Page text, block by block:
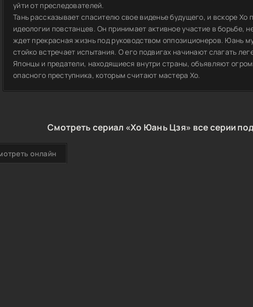
уйти от преследователей.
Тань рассказывает спасителю свое виденье будущего, и вскоре Хо
идеологии повстанцев. Он принимает активное участие в борьбе,
ждет прекрасная жизнь под руководством оппозиционеров. Юань
стойко встречает испытания. О его подвигах начинают слагать
Японцы и предатели, находящиеся внутри страны, объявляют
опасного преступника, которым считают мастера Хо.
Смотреть сериал «Хо Юань Цзя» все серии
онлайн